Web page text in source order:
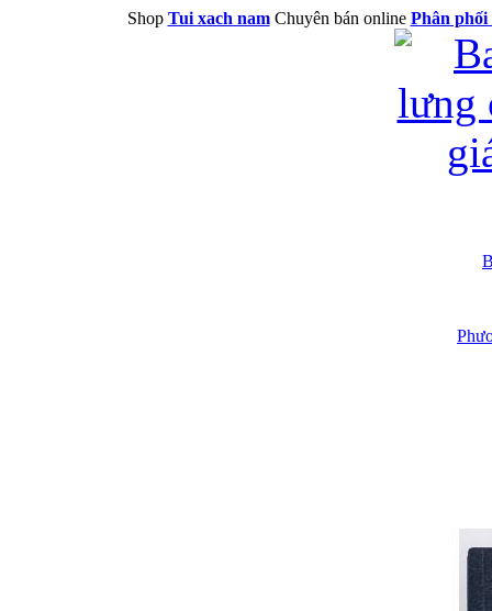
Shop Tui xach namChuyên bán online Phân phối